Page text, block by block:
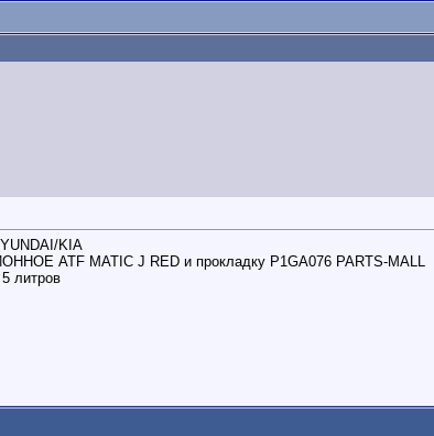
KIA
ATF MATIC J RED и прокладку P1GA076 PARTS-MALL
литров